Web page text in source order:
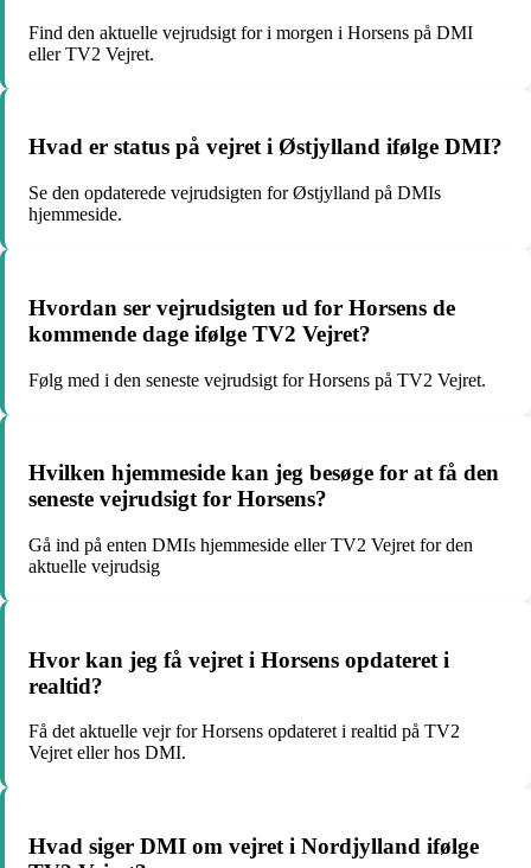
Find den aktuelle vejrudsigt for i morgen i Horsens på DMI
eller TV2 Vejret.
Hvad er status på vejret i Østjylland ifølge DMI?
Se den opdaterede vejrudsigten for Østjylland på DMIs
hjemmeside.
Hvordan ser vejrudsigten ud for Horsens de
kommende dage ifølge TV2 Vejret?
Følg med i den seneste vejrudsigt for Horsens på TV2 Vejret.
Hvilken hjemmeside kan jeg besøge for at få den
seneste vejrudsigt for Horsens?
Gå ind på enten DMIs hjemmeside eller TV2 Vejret for den
aktuelle vejrudsig
Hvor kan jeg få vejret i Horsens opdateret i
realtid?
Få det aktuelle vejr for Horsens opdateret i realtid på TV2
Vejret eller hos DMI.
Hvad siger DMI om vejret i Nordjylland ifølge